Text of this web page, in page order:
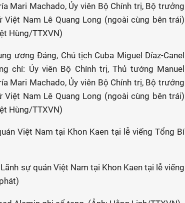
ương Đảng, Chủ tịch Cuba Miguel Díaz-Canel
chí: Ủy viên Bộ Chính trị, Thủ tướng Manuel
Mari Machado, Ủy viên Bộ Chính trị, Bộ trưởng
Nam Lê Quang Long (ngoài cùng bên trái)
Hùng/TTXVN)
sự quán Việt Nam tại Khon Kaen tại lễ viếng